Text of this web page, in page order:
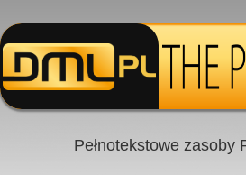
Pełnotekstowe